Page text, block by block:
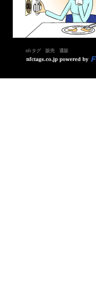
nfcタグ 販売 通販